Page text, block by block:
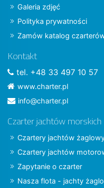
Galeria zdjęć
Polityka prywatności
Zamów katalog
Kontakt
tel. +48 33 497 10 57
www.charter.pl
info@charter.pl
Czarter jachtów morskich
Czartery jachtów
Czartery jachtów
Zapytanie o czarter
Nasza flota - jachty